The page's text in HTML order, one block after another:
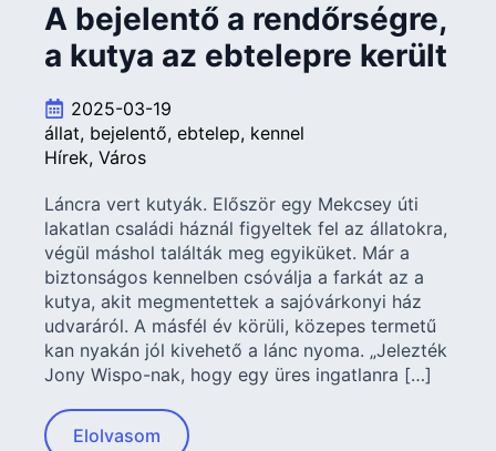
A bejelentő a rendőrségre,
a kutya az ebtelepre került
2025-03-19
állat bejelentő ebtelep kennel
Hírek Város
Láncra vert kutyák. Először egy Mekcsey úti
lakatlan családi háznál figyeltek fel az állatokra,
végül máshol találták meg egyiküket. Már a
biztonságos kennelben csóválja a farkát az a
kutya, akit megmentettek a sajóvárkonyi ház
udvaráról. A másfél év körüli, közepes termetű
kan nyakán jól kivehető a lánc nyoma. „Jelezték
Jony Wispo-nak, hogy egy üres ingatlanra […]
Elolvasom